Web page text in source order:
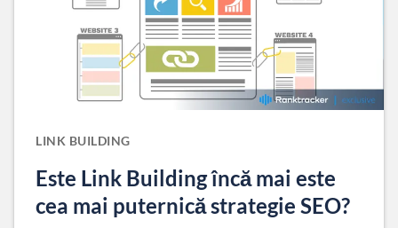
LINK BUILDING
Este Link Building încă mai este
cea mai puternică strategie SEO?